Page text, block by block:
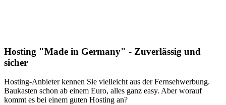
Hosting "Made in Germany" - Zuverlässig und
sicher
Hosting-Anbieter kennen Sie vielleicht aus der Fernsehwerbung.
Baukasten schon ab einem Euro, alles ganz easy. Aber worauf
kommt es bei einem guten Hosting an?